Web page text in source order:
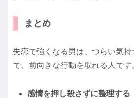
まとめ
失恋で強くなる男は、つらい気持
で、前向きな行動を取れる人です
感情を押し殺さずに整理する